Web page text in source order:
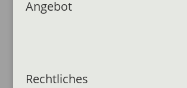
Angebot
Rechtliches